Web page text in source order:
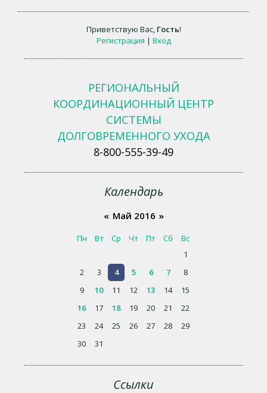
Приветствую Вас, Гость!
Регистрация | Вход
РЕГИОНАЛЬНЫЙ
КООРДИНАЦИОННЫЙ ЦЕНТР
СИСТЕМЫ
ДОЛГОВРЕМЕННОГО УХОДА
8-800-555-39-49
Календарь
« Май 2016 »
Пн Вт Ср Чт Пт Сб
Вс
1
2
3 4 5 6 7
8
9
10 11 12 13 14
15
16
17 18 19 20 21
22
23
24 25 26 27 28
29
30
31
Ссылки